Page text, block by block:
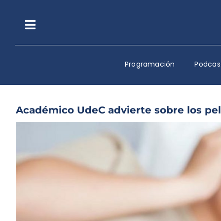
contenidoToggle
Navigation
Programación
Académico UdeC advierte sobre los
grande